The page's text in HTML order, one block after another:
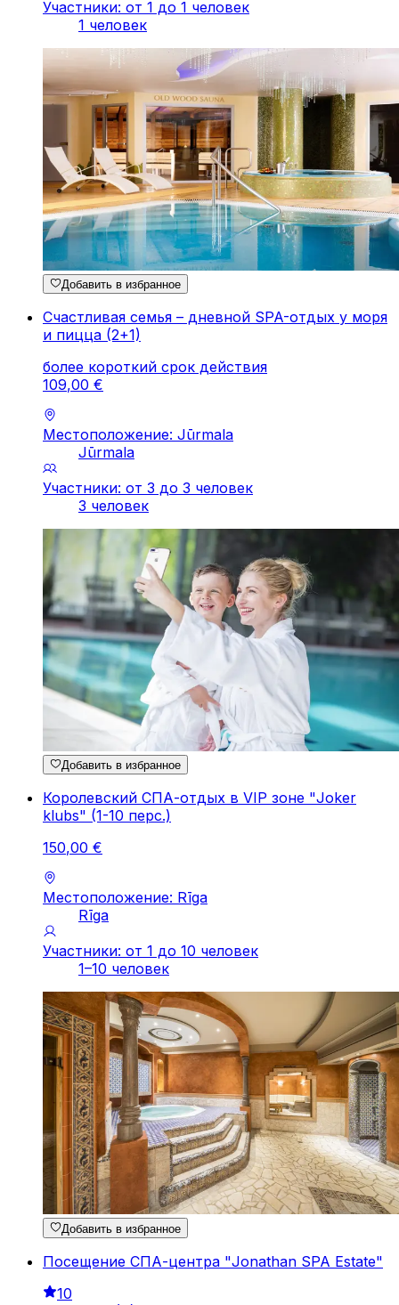
Участники: от 1 до 1 человек
1 человек
Добавить в избранное
Счастливая семья – дневной SPA-отдых у моря
и пицца (2+1)
более короткий срок действия
109,00 €
Местоположение: Jūrmala
Jūrmala
Участники: от 3 до 3 человек
3 человек
Добавить в избранное
Королевский СПА-отдых в VIP зоне "Joker
klubs" (1-10 перс.)
150,00 €
Местоположение: Rīga
Rīga
Участники: от 1 до 10 человек
1–10 человек
Добавить в избранное
Посещение СПА-центра "Jonathan SPA Estate"
10